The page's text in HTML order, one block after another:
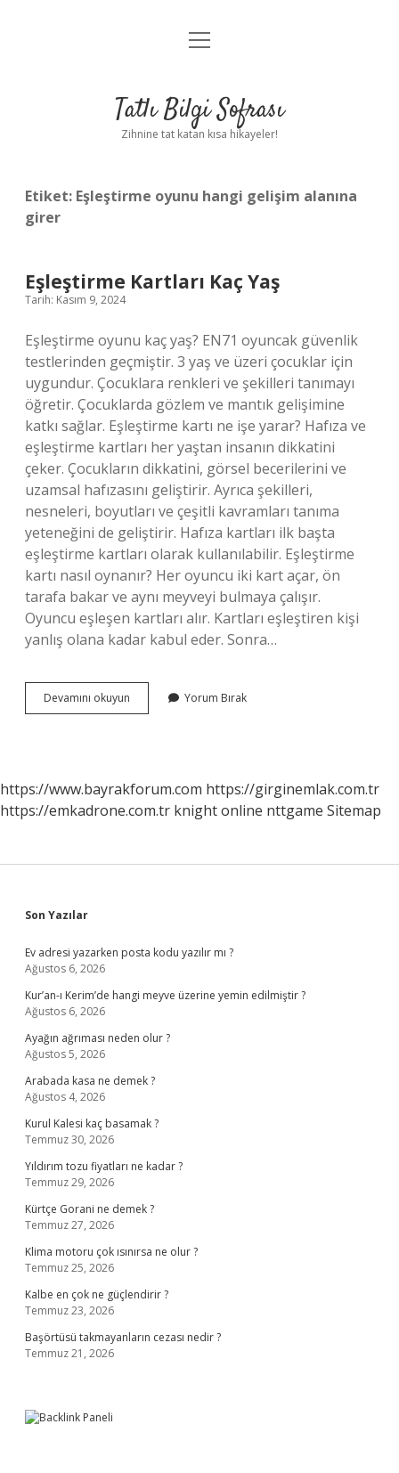
Anasayfa
Yasal Uyarı
menüyü
Tatlı Bilgi Sofrası
Zihnine tat katan kısa hikayeler!
Etiket: Eşleştirme oyunu hangi gelişim alanına
girer
Eşleştirme Kartları Kaç Yaş
Tarih: Kasım 9, 2024
Eşleştirme oyunu kaç yaş? EN71 oyuncak güvenlik
testlerinden geçmiştir. 3 yaş ve üzeri çocuklar için
uygundur. Çocuklara renkleri ve şekilleri tanımayı
öğretir. Çocuklarda gözlem ve mantık gelişimine
katkı sağlar. Eşleştirme kartı ne işe yarar? Hafıza ve
eşleştirme kartları her yaştan insanın dikkatini
çeker. Çocukların dikkatini, görsel becerilerini ve
uzamsal hafızasını geliştirir. Ayrıca şekilleri,
nesneleri, boyutları ve çeşitli kavramları tanıma
yeteneğini de geliştirir. Hafıza kartları ilk başta
eşleştirme kartları olarak kullanılabilir. Eşleştirme
kartı nasıl oynanır? Her oyuncu iki kart açar, ön
tarafa bakar ve aynı meyveyi bulmaya çalışır.
Oyuncu eşleşen kartları alır. Kartları eşleştiren kişi
yanlış olana kadar kabul eder. Sonra…
Devamını okuyun Eşleştirme
Kartları
Yorum Bırak
https://www.bayrakforum.com https://girginemlak.com.tr
https://emkadrone.com.tr knight online nttgame Sitemap
Sidebar
Son Yazılar
Ev adresi yazarken posta kodu yazılır mı ?
Ağustos 6, 2026
Kur’an-ı Kerim’de hangi meyve üzerine yemin edilmiştir ?
Ağustos 6, 2026
Ayağın ağrıması neden olur ?
Ağustos 5, 2026
Arabada kasa ne demek ?
Ağustos 4, 2026
Kurul Kalesi kaç basamak ?
Temmuz 30, 2026
Yıldırım tozu fiyatları ne kadar ?
Temmuz 29, 2026
Kürtçe Gorani ne demek ?
Temmuz 27, 2026
Klima motoru çok ısınırsa ne olur ?
Temmuz 25, 2026
Kalbe en çok ne güçlendirir ?
Temmuz 23, 2026
Başörtüsü takmayanların cezası nedir ?
Temmuz 21, 2026